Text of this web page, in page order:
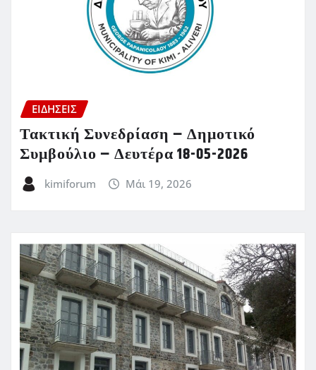
ΕΙΔΗΣΕΙΣ
Τακτική Συνεδρίαση – Δημοτικό
Συμβούλιο – Δευτέρα 18-05-2026
kimiforum Μάι 19, 2026